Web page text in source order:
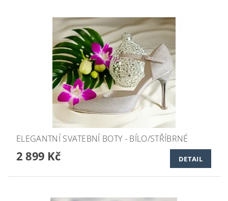
ELEGANTNÍ SVATEBNÍ BOTY - BÍLO/STŘÍBRNÉ
2 899 Kč DETAIL